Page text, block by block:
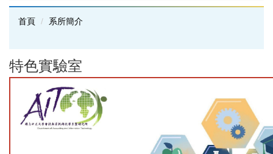
首頁 系所簡介
特色實驗室